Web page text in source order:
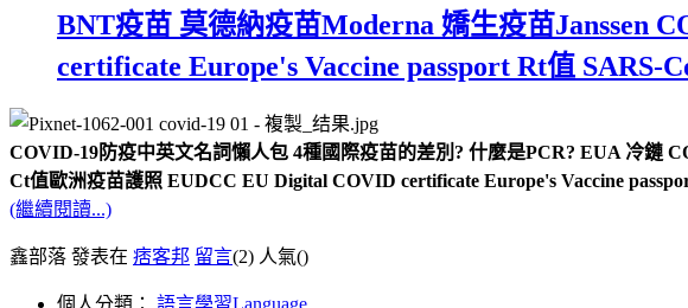
BNT疫苗 莫德納疫苗Moderna 嬌生疫苗Janssen
certificate Europe's Vaccine passport Rt值
COVID-19防疫中英文名詞懶人包 4種國際疫苗的差別? 什麼是PCR? EUA 冷鏈
Ct值歐洲疫苗護照 EUDCC EU Digital COVID certificate Europe's Vaccine
(繼續閱讀...)
鑫部落 發表在 痞客邦 留言(2) 人氣()
個人分類： 語言學習Language